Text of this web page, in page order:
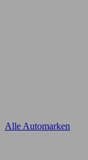
Alle Automarken